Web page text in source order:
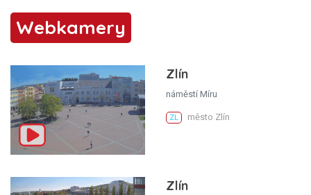
Webkamery
Zlín
náměstí Míru
ZL město Zlín
Zlín